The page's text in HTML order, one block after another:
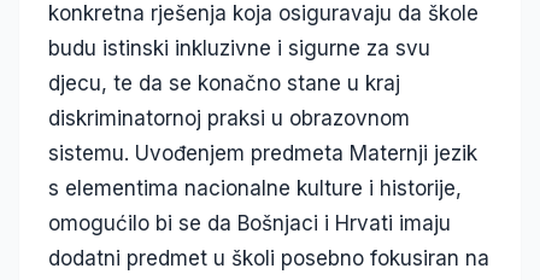
konkretna rješenja koja osiguravaju da škole
budu istinski inkluzivne i sigurne za svu
djecu, te da se konačno stane u kraj
diskriminatornoj praksi u obrazovnom
sistemu. Uvođenjem predmeta Maternji jezik
s elementima nacionalne kulture i historije,
omogućilo bi se da Bošnjaci i Hrvati imaju
dodatni predmet u školi posebno fokusiran na